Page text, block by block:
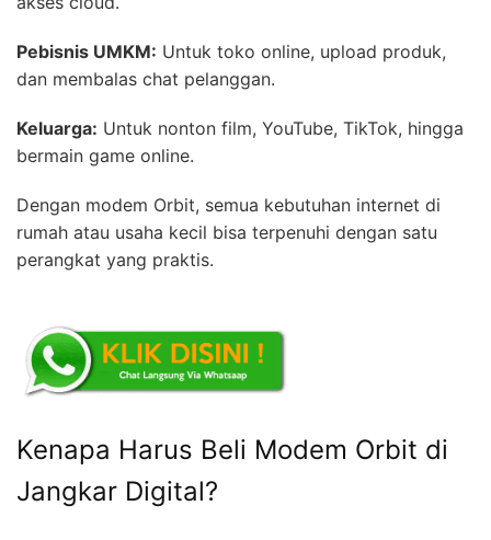
Pebisnis UMKM: Untuk toko online, upload produk,
dan membalas chat pelanggan.
Keluarga: Untuk nonton film, YouTube, TikTok, hingga
bermain game online.
Dengan modem Orbit, semua kebutuhan internet di
rumah atau usaha kecil bisa terpenuhi dengan satu
perangkat yang praktis.
Kenapa Harus Beli Modem Orbit di
Jangkar Digital?